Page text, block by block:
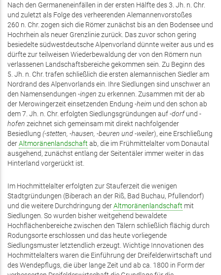
Nach den Germaneneinfällen in der ersten Hälfte des 3. Jh. n. Chr.
und zuletzt als Folge des verheerenden Alemannenvorstoßes
260 n. Chr. zogen sich die Römer zunächst bis an den Bodensee und
Hochrhein als neuer Grenzlinie zurück. Das zuvor schon gering
besiedelte südwestdeutsche Alpenvorland dünnte weiter aus und es
dürfte zur teilweisen Wiederbewaldung der von den Römern nun
verlassenen Landschaftsbereiche gekommen sein. Zu Beginn des
5. Jh. n. Chr. trafen schließlich die ersten alemannischen Siedler am
Nordrand des Alpenvorlands ein. Ihre Siedlungen sind unschwer an
den Namensendungen -ingen zu erkennen. Zusammen mit der ab
der Merowingerzeit einsetzenden Endung -heim und den schon ab
dem 7. Jh. n. Chr. erfolgten Siedlungsgründungen auf-dorfund -
hofen zeichnet sich gemeinsam mit direkt nachfolgender
Besiedlung (-stetten, -hausen, -beuren und -weiler), eine Erschließung
derAltmoränenlandschaft ab, die im Frühmittelalter vom Donautal
ausgehend, zunächst entlang der Seitentäler immer weiter in das
Hinterland vorgerückt ist.
Im Hochmittelalter erfolgten zur Stauferzeit die wenigen
Stadtgründungen (Biberach an der Riß, Bad Buchau, Pfullendorf)
und die weitere Durchdringung derAltmoränenlandschaft mit
Siedlungen. So wurden bisher weitgehend bewaldete
Hochflächenbereiche zwischen den Tälern schließlich flächig durch
Rodungsorte erschlossen und das heute vorliegende
Siedlungsmuster letztendlich erzeugt. Wichtige Innovationen des
Hochmittelalters waren die Einführung der Dreifelderwirtschaft und
des Wendepflugs, die über lange Zeit und ab ca. 1800 in Form der